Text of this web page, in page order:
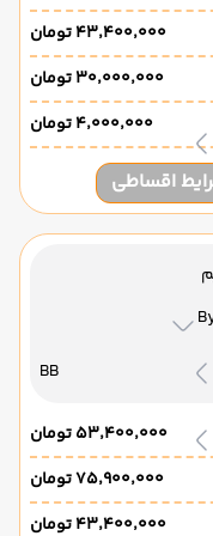
۴۳٬۴۰۰٬۰۰۰ تومان
۳۰٬۰۰۰٬۰۰۰ تومان
۴٬۰۰۰٬۰۰۰ تومان
اقساطی
BB
۵۳٬۴۰۰٬۰۰۰ تومان
۷۵٬۹۰۰٬۰۰۰ تومان
۴۳٬۴۰۰٬۰۰۰ تومان